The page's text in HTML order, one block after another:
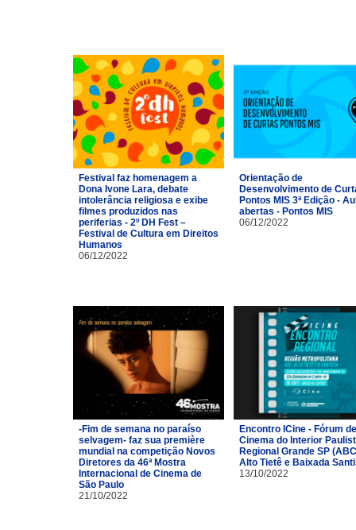
Festival faz homenagem a
Dona Ivone Lara, debate
intolerância religiosa e exibe
filmes produzidos nas
periferias - 2º DH Fest –
Festival de Cultura em Direitos
Humanos
06/12/2022
Orientação de
Desenvolvimento de
Pontos MIS 3ª Edição -
abertas - Pontos MIS
06/12/2022
-Fim de semana no paraíso
selvagem- faz sua première
mundial na competição Novos
Diretores da 46ª Mostra
Internacional de Cinema de
São Paulo
21/10/2022
Encontro ICine - Fórum de
Cinema do Interior
Regional Grande SP
Alto Tietê e Baixada
13/10/2022